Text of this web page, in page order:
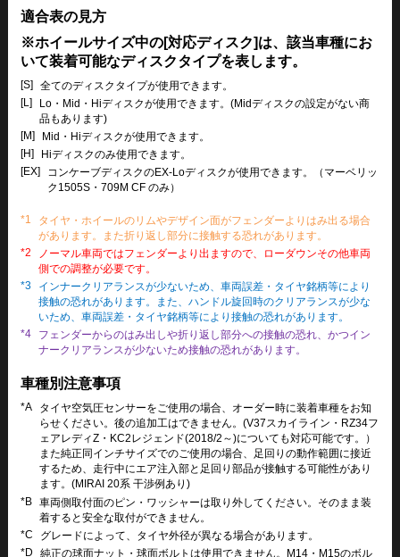
適合表の見方
※ホイールサイズ中の[対応ディスク]は、該当車種にお
いて装着可能なディスクタイプを表します。
[S] 全てのディスクタイプが使用できます。
[L]
Lo・Mid・Hiディスクが使用できます。(Midディスクの設定がない商
品もあります)
[M]
Mid・Hiディスクが使用できます。
[H]
Hiディスクのみ使用できます。
[EX]
コンケーブディスクのEX-Loディスクが使用できます。（マーベリッ
ク1505S・709M CF のみ）
*1
タイヤ・ホイールのリムやデザイン面がフェンダーよりはみ出る場合
があります。また折り返し部分に接触する恐れがあります。
*2
ノーマル車両ではフェンダーより出ますので、ローダウンその他車両
側での調整が必要です。
*3
インナークリアランスが少ないため、車両誤差・タイヤ銘柄等により
接触の恐れがあります。また、ハンドル旋回時のクリアランスが少な
いため、車両誤差・タイヤ銘柄等により接触の恐れがあります。
*4
フェンダーからのはみ出しや折り返し部分への接触の恐れ、かつイン
ナークリアランスが少ないため接触の恐れがあります。
車種別注意事項
*A
タイヤ空気圧センサーをご使用の場合、オーダー時に装着車種をお知
らせください。後の追加工はできません。(V37スカイライン・RZ34フ
ェアレディZ・KC2レジェンド(2018/2～)についても対応可能です。）
また純正同インチサイズでのご使用の場合、足回りの動作範囲に接近
するため、走行中にエア注入部と足回り部品が接触する可能性があり
ます。(MIRAI 20系 干渉例あり)
*B 車両側取付面のピン・ワッシャーは取り外してください。そのまま装
着すると安全な取付ができません。
*C
グレードによって、タイヤ外径が異なる場合があります。
*D
純正の球面ナット・球面ボルトは使用できません。M14・M15のボル